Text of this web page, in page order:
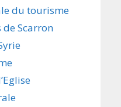
du tourisme
de Scarron